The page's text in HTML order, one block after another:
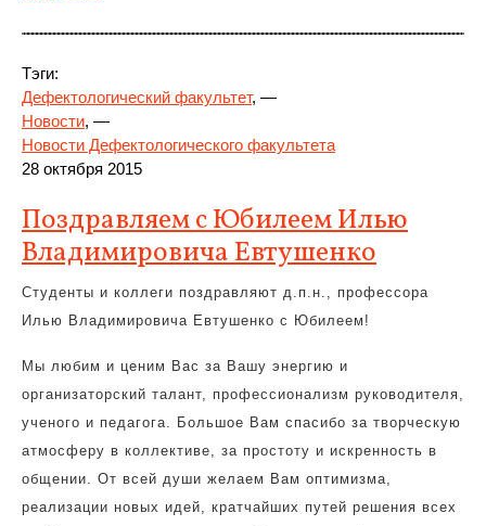
Тэги:
Дефектологический факультет, —
Новости, —
Новости Дефектологического факультета
28 октября 2015
Поздравляем с Юбилеем Илью
Владимировича Евтушенко
Студенты и коллеги поздравляют д.п.н., профессора
Илью Владимировича Евтушенко с Юбилеем!
Мы любим и ценим Вас за Вашу энергию и
организаторский талант, профессионализм руководителя,
ученого и педагога. Большое Вам спасибо за творческую
атмосферу в коллективе, за простоту и искренность в
общении. От всей души желаем Вам оптимизма,
реализации новых идей, кратчайших путей решения всех